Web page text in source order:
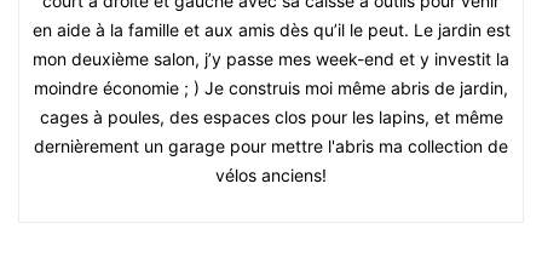
en aide à la famille et aux amis dès qu’il le peut. Le jardin est
mon deuxième salon, j’y passe mes week-end et y investit la
moindre économie ; ) Je construis moi même abris de jardin,
cages à poules, des espaces clos pour les lapins, et même
dernièrement un garage pour mettre l'abris ma collection de
vélos anciens!